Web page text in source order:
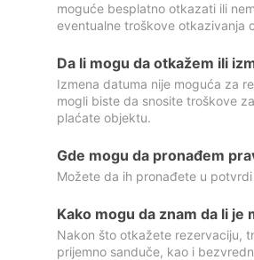
moguće besplatno otkazati ili
eventualne troškove otkazivanja
Da li mogu da otkažem ili
Izmena datuma nije moguća za
mogli biste da snosite troškove
plaćate objektu.
Gde mogu da pronađem
Možete da ih pronađete u
Kako mogu da znam da li je
Nakon što otkažete rezervaciju,
prijemno sanduče, kao i